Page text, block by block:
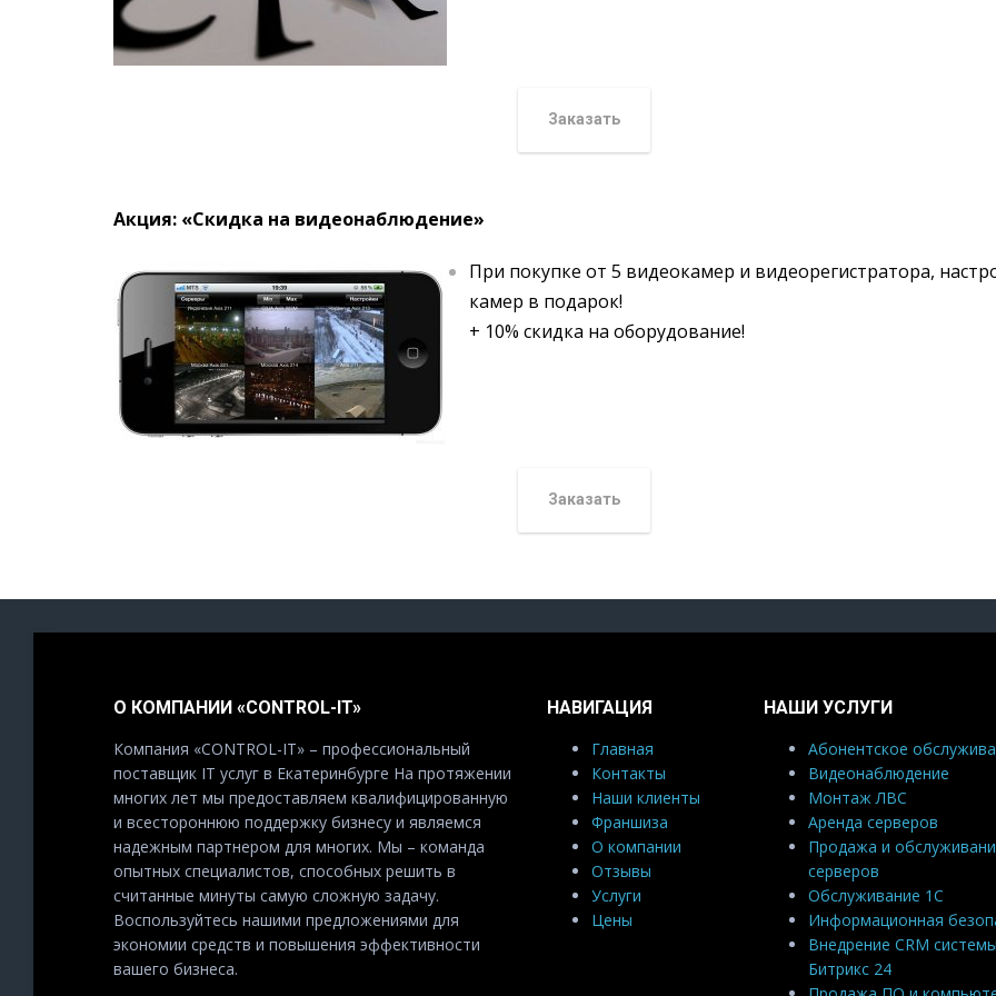
Заказать
Акция: «Скидка на видеонаблюдение»
При покупке от 5 видеокамер и видеорегистратора,
камер в подарок!
+ 10% скидка на оборудование!
Заказать
О КОМПАНИИ «CONTROL-IT»
Компания «CONTROL-IT» – профессиональный
поставщик IT услуг в Екатеринбурге На протяжении
многих лет мы предоставляем квалифицированную
и всестороннюю поддержку бизнесу и являемся
надежным партнером для многих. Мы – команда
опытных специалистов, способных решить в
считанные минуты самую сложную задачу.
Воспользуйтесь нашими предложениями для
экономии средств и повышения эффективности
вашего бизнеса.
НАВИГАЦИЯ
Главная
Контакты
Наши клиенты
Франшиза
О компании
Отзывы
Услуги
Цены
НАШИ УСЛУГИ
Абонентское
Видеонаблюдение
Монтаж ЛВС
Аренда серверов
Продажа и
серверов
Обслуживание 1С
Информационная
Внедрение CRM
Битрикс 24